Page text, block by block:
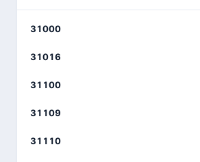
31000
31016
31100
31109
31110